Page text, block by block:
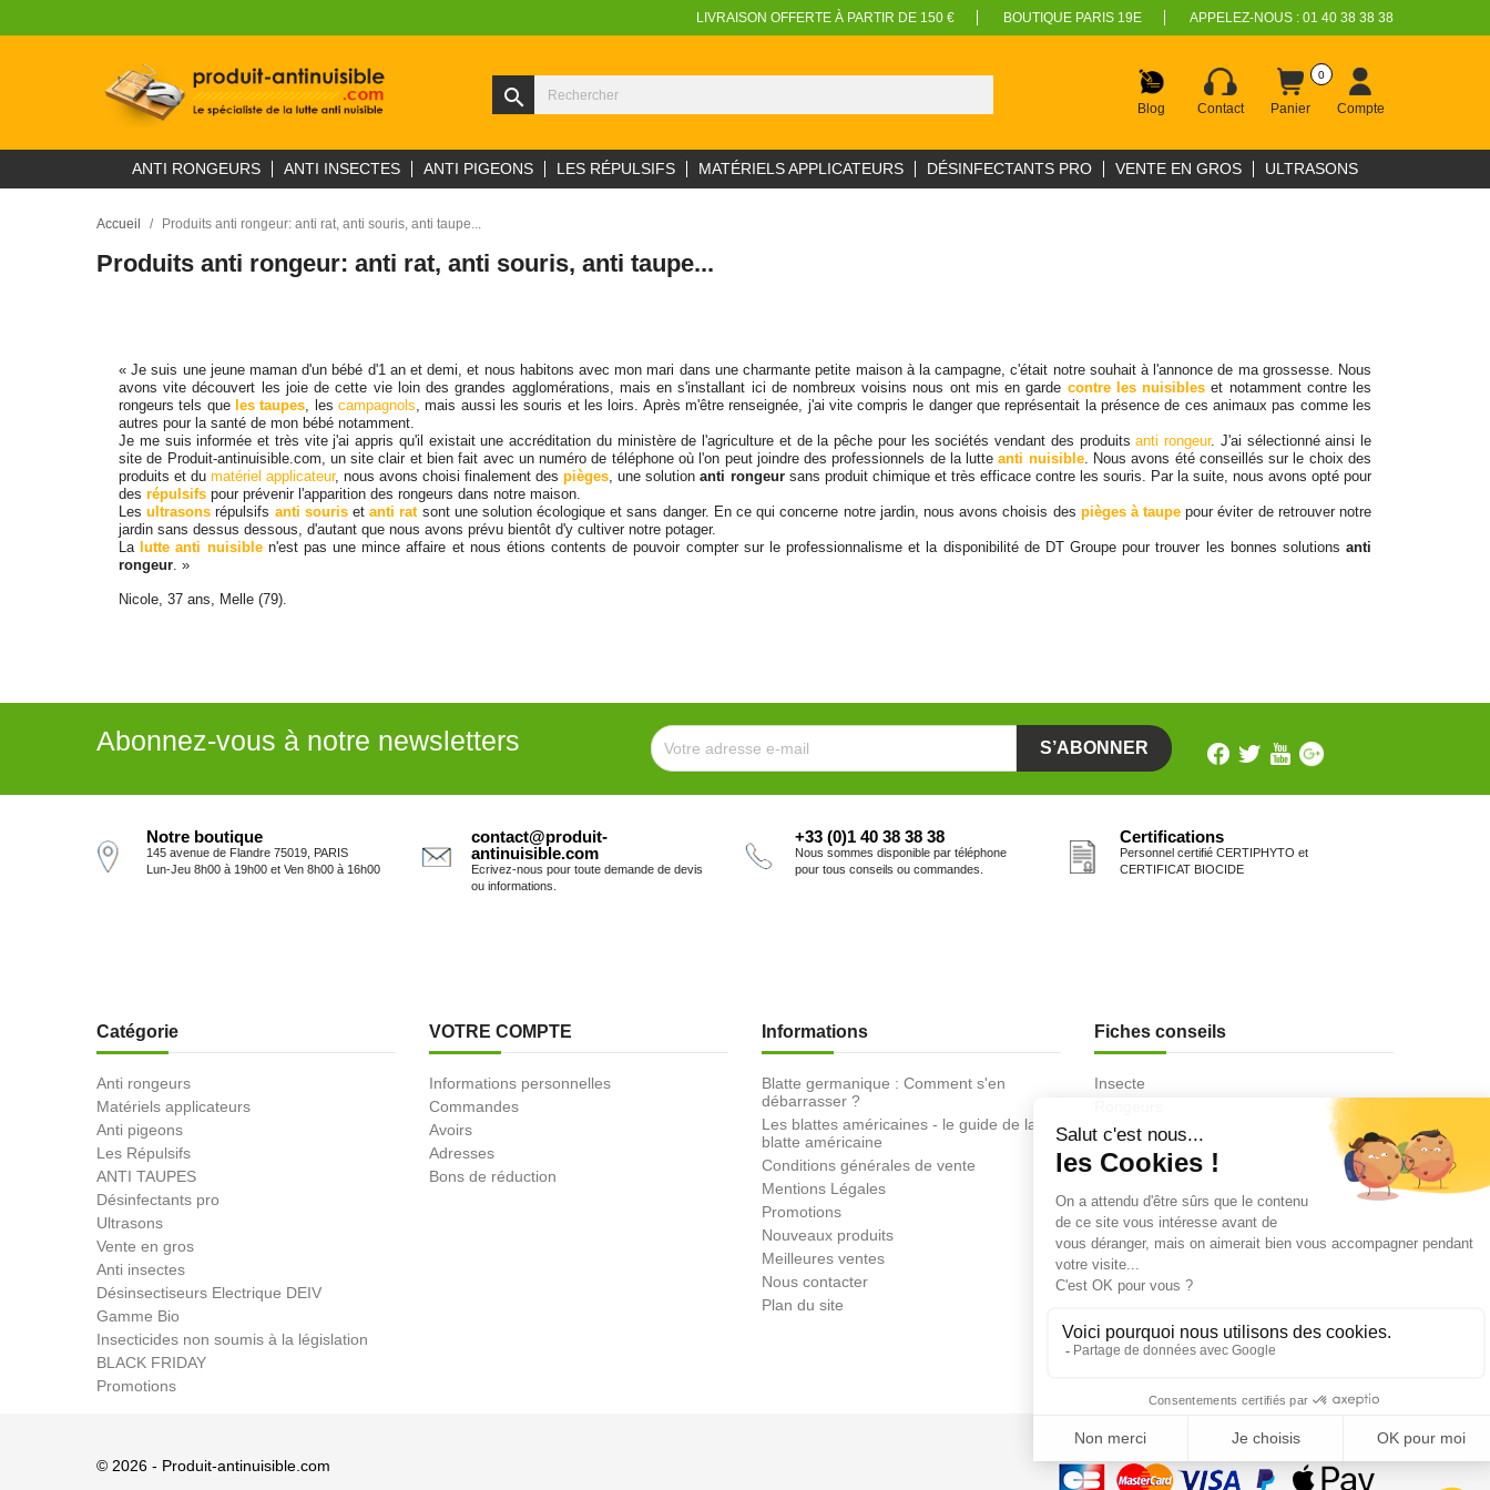
LIVRAISON OFFERTE À PARTIR DE 150 € BOUTIQUE PARIS 19E APPELEZ-NOUS : 01 40 38 38 38
search Blog Contact Panier
0
Compte
ANTI RONGEURS ANTI INSECTES ANTI PIGEONS LES RÉPULSIFS MATÉRIELS APPLICATEURS DÉSINFECTANTS PRO VENTE EN GROS ULTRASONS
Accueil Produits anti rongeur: anti rat, anti souris, anti taupe...
Produits anti rongeur: anti rat, anti souris, anti taupe...
« Je suis une jeune maman d'un bébé d'1 an et demi, et nous habitons avec mon mari dans une charmante petite maison à la campagne, c'était notre souhait à l'annonce de ma grossesse. Nous
avons vite découvert les joie de cette vie loin des grandes agglomérations, mais en s'installant ici de nombreux voisins nous ont mis en garde contre les nuisibles et notamment contre les
rongeurs tels que les taupes, les campagnols, mais aussi les souris et les loirs. Après m'être renseignée, j'ai vite compris le danger que représentait la présence de ces animaux pas comme les
autres pour la santé de mon bébé notamment.
Je me suis informée et très vite j'ai appris qu'il existait une accréditation du ministère de l'agriculture et de la pêche pour les sociétés vendant des produitsanti rongeur. J'ai sélectionné ainsi le
site de Produit-antinuisible.com, un site clair et bien fait avec un numéro de téléphone où l'on peut joindre des professionnels de la lutteanti nuisible. Nous avons été conseillés sur le choix des
produits et dumatériel applicateur, nous avons choisi finalement despièges, une solutionanti rongeursans produit chimique et très efficace contre les souris. Par la suite, nous avons opté pour
des répulsifs pour prévenir l'apparition des rongeurs dans notre maison.
Lesultrasons répulsifs anti sourisetanti ratsont une solution écologique et sans danger. En ce qui concerne notre jardin, nous avons choisis des pièges à taupe pour éviter de retrouver notre
jardin sans dessus dessous, d'autant que nous avons prévu bientôt d'y cultiver notre potager.
La lutte anti nuisiblen'est pas une mince affaire et nous étions contents de pouvoir compter sur le professionnalisme et la disponibilité de DT Groupe pour trouver les bonnes solutionsanti
rongeur. »
Nicole, 37 ans, Melle (79).
Abonnez-vous à notre newsletters
Notre boutique
145 avenue de Flandre 75019, PARIS
Lun-Jeu 8h00 à 19h00 et Ven 8h00 à 16h00
contact@produit-
antinuisible.com
Ecrivez-nous pour toute demande de devis
ou informations.
+33 (0)1 40 38 38 38
Nous sommes disponible par téléphone
pour tous conseils ou commandes.
Certifications
Personnel certifié CERTIPHYTO et
CERTIFICAT BIOCIDE
Catégorie
Anti rongeurs
Matériels applicateurs
Anti pigeons
Les Répulsifs
ANTI TAUPES
Désinfectants pro
Ultrasons
Vente en gros
Anti insectes
Désinsectiseurs Electrique DEIV
Gamme Bio
Insecticides non soumis à la législation
BLACK FRIDAY
Promotions
VOTRE COMPTE
Informations personnelles
Commandes
Avoirs
Adresses
Bons de réduction
Informations
Blatte germanique : Comment s'en
débarrasser ?
Les blattes américaines - le guide de la
blatte américaine
Conditions générales de vente
Mentions Légales
Promotions
Nouveaux produits
Meilleures ventes
Nous contacter
Plan du site
Fiches conseils
Insecte
© 2026 - Produit-antinuisible.com